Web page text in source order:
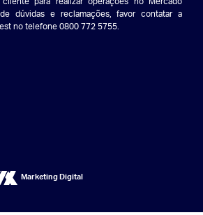
dúvidas e reclamações, favor contatar a
no telefone 0800 772 5755.
Marketing Digital